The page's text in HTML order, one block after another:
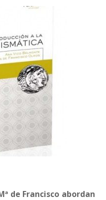
de Francisco abordan